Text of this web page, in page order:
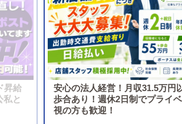
昇給
私と
安心の法人経営！月収31.5万円
歩合あり！週休2日制でプライ
視の方も歓迎！